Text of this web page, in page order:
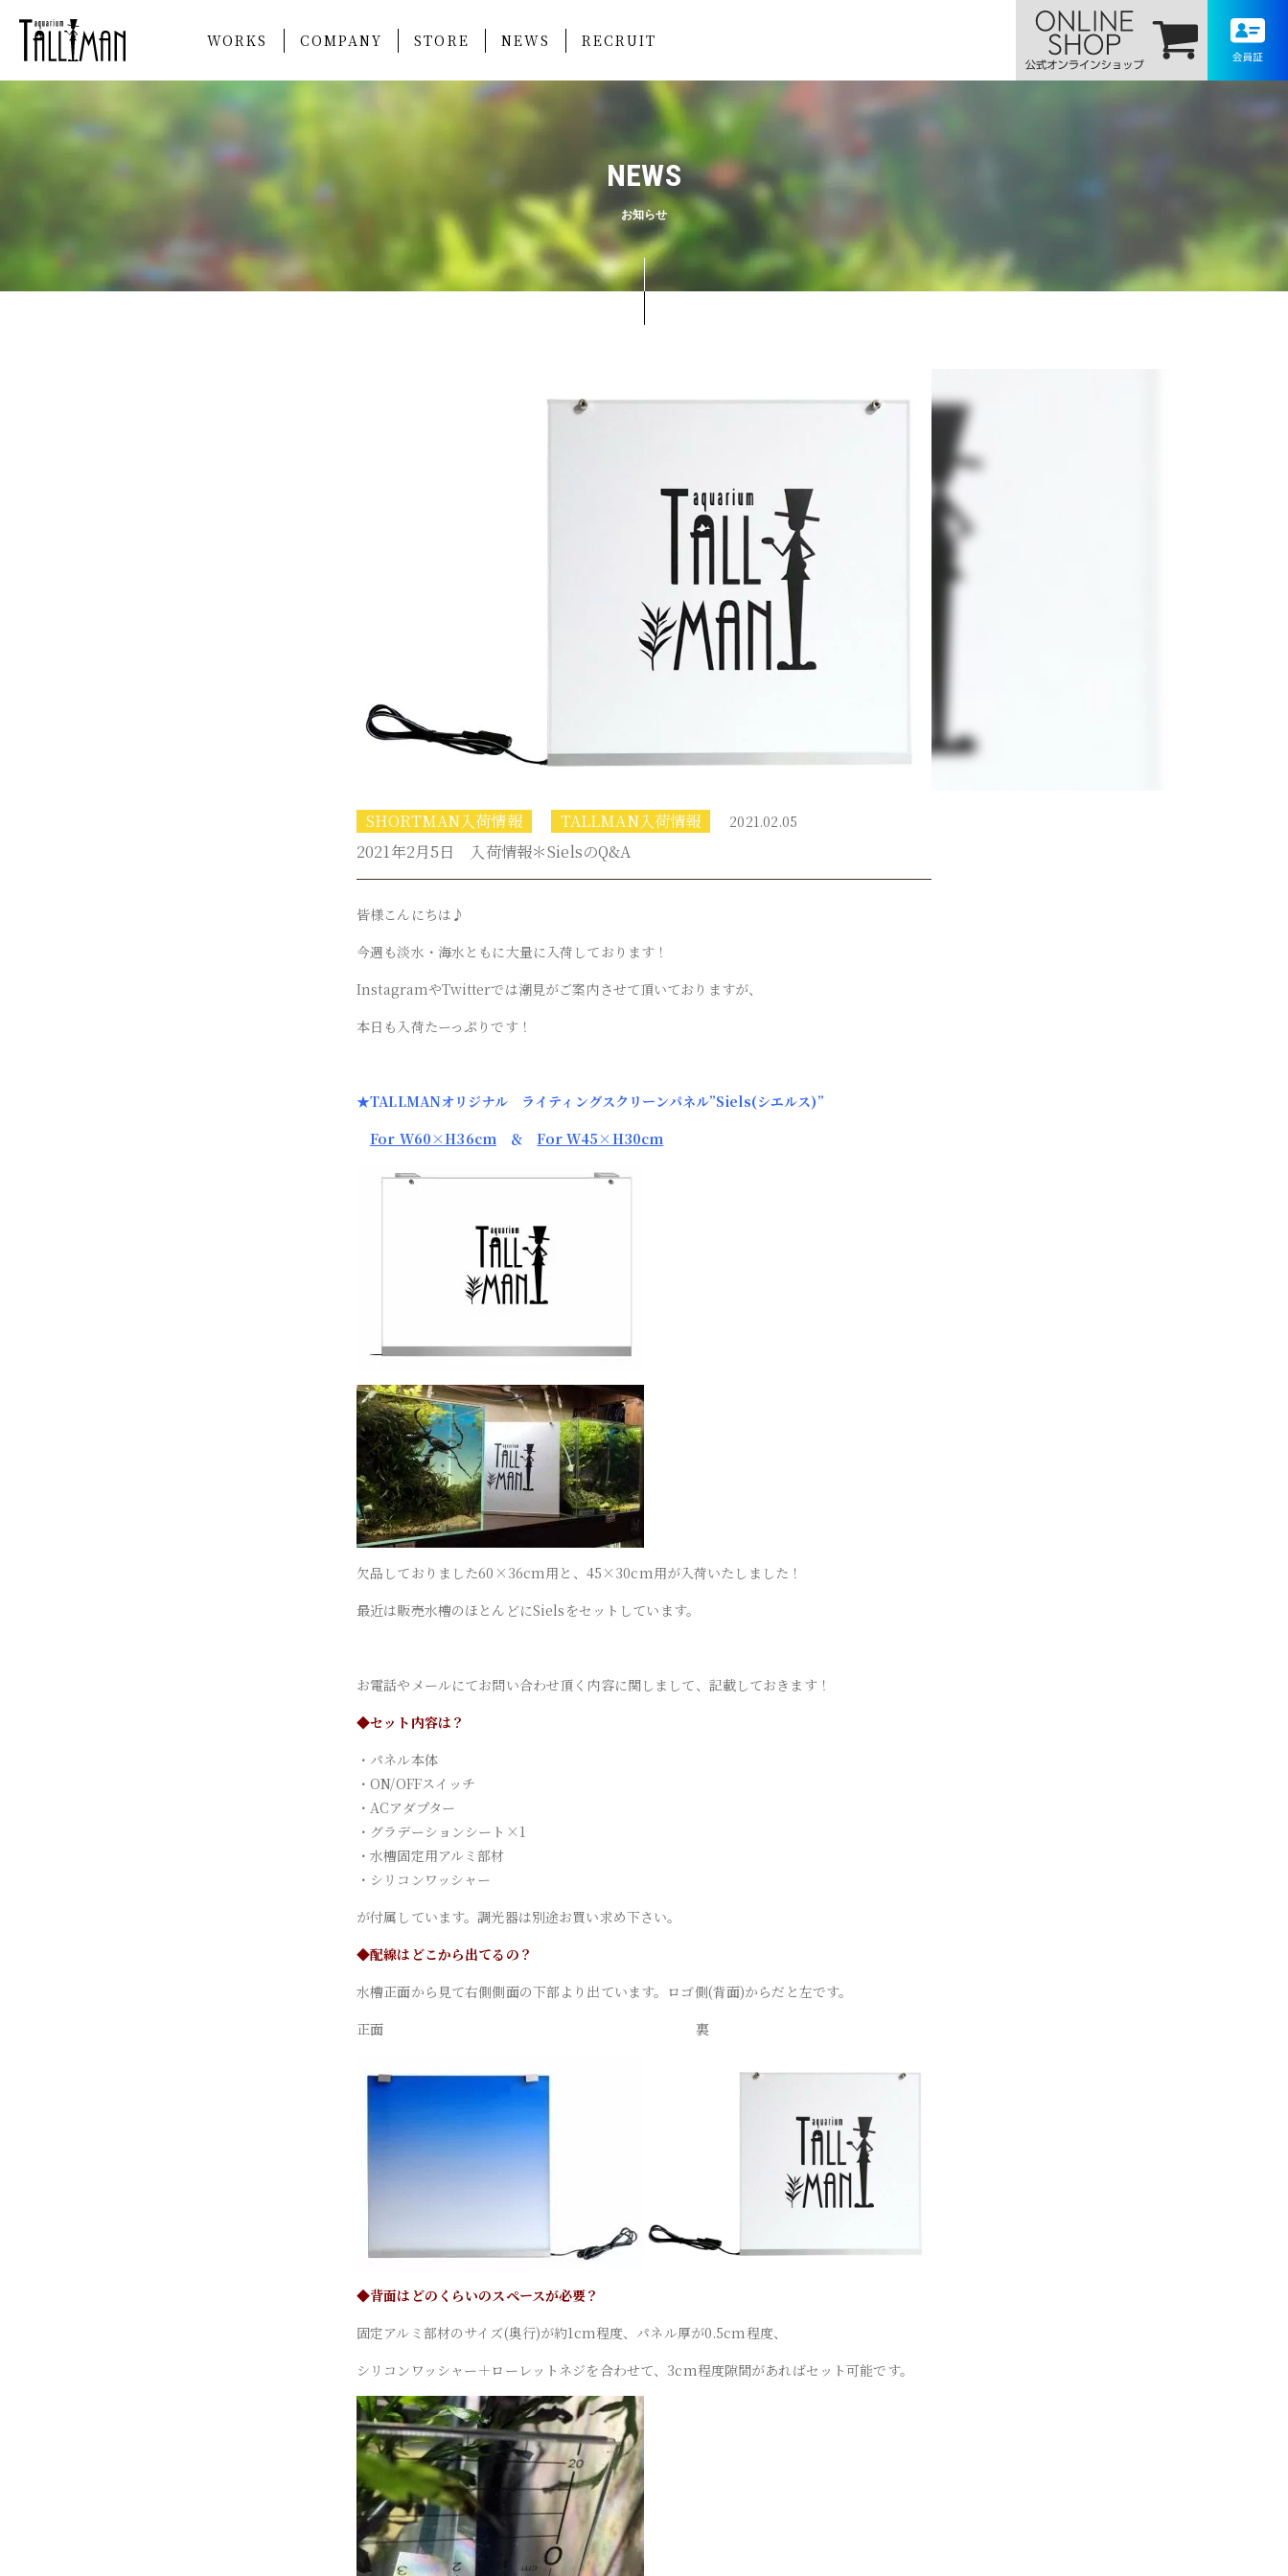
WORKS COMPANY STORE NEWS RECRUIT
NEWS
お知らせ
SHORTMAN入荷情報 TALLMAN入荷情報 2021.02.05
2021年2月5日 入荷情報＊SielsのQ&A
皆様こんにちは♪
今週も淡水・海水ともに大量に入荷しております！
InstagramやTwitterでは潮見がご案内させて頂いておりますが、
本日も入荷たーっぷりです！
★TALLMANオリジナル ライティングスクリーンパネル”Siels(シエルス)”
For W60×H36cm ＆For W45×H30cm
欠品しておりました60×36cm用と、45×30cm用が入荷いたしました！
最近は販売水槽のほとんどにSielsをセットしています。
お電話やメールにてお問い合わせ頂く内容に関しまして、記載しておきます！
◆セット内容は？
・パネル本体
・ON/OFFスイッチ
・ACアダプター
・グラデーションシート×1
・水槽固定用アルミ部材
・シリコンワッシャー
が付属しています。調光器は別途お買い求め下さい。
◆配線はどこから出てるの？
水槽正面から見て右側側面の下部より出ています。ロゴ側(背面)からだと左です。
正面 裏
◆背面はどのくらいのスペースが必要？
固定アルミ部材のサイズ(奥行)が約1cm程度、パネル厚が0.5cm程度、
シリコンワッシャー＋ローレットネジを合わせて、3cm程度隙間があればセット可能です。